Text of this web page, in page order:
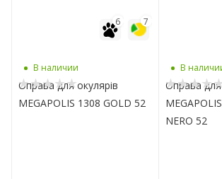
7
6
В наличии
Оправа для окулярів
MEGAPOLIS 1308 GOLD 52
В
Оправа для
NERO 52